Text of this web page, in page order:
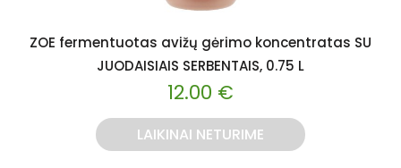
ZOE fermentuotas avižų gėrimo koncentratas SU
JUODAISIAIS SERBENTAIS, 0.75 L
12.00 €
LAIKINAI NETURIME